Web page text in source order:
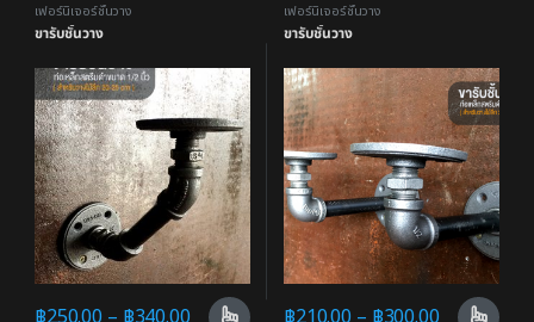
เฟอร์นิเจอร์ชั้นวาง
ขารับชั้นวาง
เฟอร์นิเจอร์ชั้นวาง
ขารับชั้นวาง